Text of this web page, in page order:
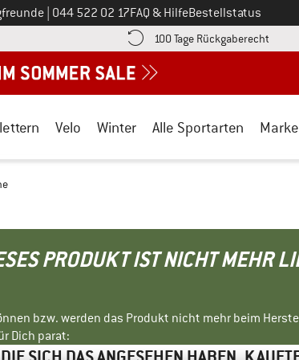
Ruf uns an unter
044 522 02 17FAQ & HilfeBestellstatus
die Zahlungs-Infos hier! Öffnet sich in einer Infobox
100 Tage Rückgaberecht
Velo Winter Alle Sportarten
PRODUKT IST NICHT MEHR
bzw. werden das Produkt nicht mehr beim
Dich parat: